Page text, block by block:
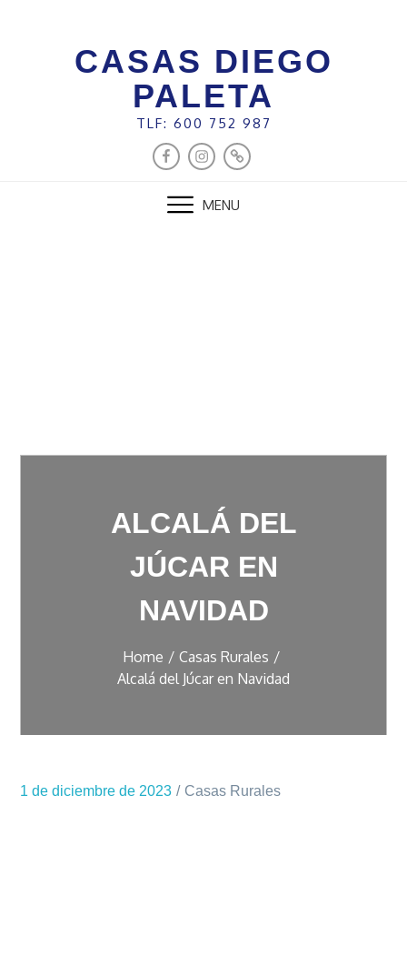
CASAS DIEGO
PALETA
TLF: 600 752 987
FACEBOOK
INSTAGRAM
ESCAPADA
RURAL
MENU
ALCALÁ DEL
JÚCAR EN
NAVIDAD
Home
Casas Rurales
Alcalá del Júcar en Navidad
1 de diciembre de 2023 Casas Rurales